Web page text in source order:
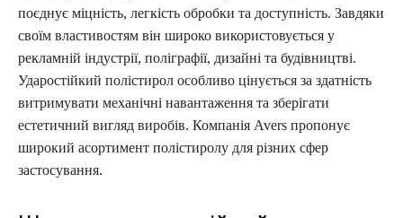
поєднує міцність, легкість обробки та доступність. Завдяки
своїм властивостям він широко використовується у
рекламній індустрії, поліграфії, дизайні та будівництві.
Ударостійкий полістирол особливо цінується за здатність
витримувати механічні навантаження та зберігати
естетичний вигляд виробів. Компанія Avers пропонує
широкий асортимент полістиролу для різних сфер
застосування.